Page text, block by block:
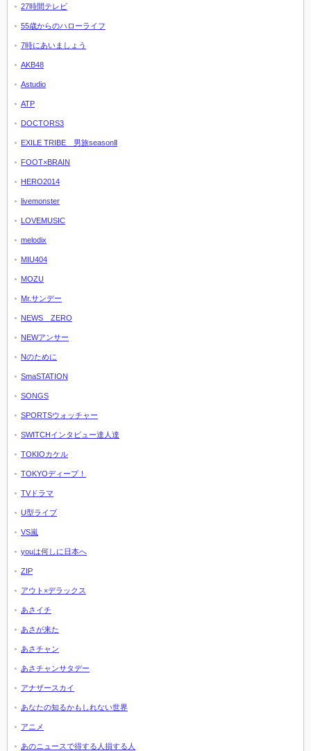
27時間テレビ
55歳からのハローライフ
7時にあいましょう
AKB48
Astudio
ATP
DOCTORS3
EXILE TRIBE 男旅seasonⅡ
FOOT×BRAIN
HERO2014
livemonster
LOVEMUSIC
melodix
MIU404
MOZU
Mr.サンデー
NEWS ZERO
NEWアンサー
Nのために
SmaSTATION
SONGS
SPORTSウォッチャー
SWITCHインタビュー達人達
TOKIOカケル
TOKYOディープ！
TVドラマ
U型ライブ
VS嵐
youは何しに日本へ
ZIP
アウト×デラックス
あさイチ
あさが来た
あさチャン
あさチャンサタデー
アナザースカイ
あなたの知るかもしれない世界
アニメ
あのニュースで得する人損する人